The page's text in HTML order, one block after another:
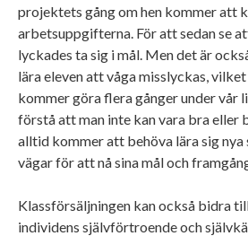
projektets gång om hen kommer att
arbetsuppgifterna. För att sedan se
lyckades ta sig i mål. Men det är
lära eleven att våga misslyckas,
kommer göra flera gånger under vår
förstå att man inte kan vara bra eller
alltid kommer att behöva lära sig
vägar för att nå sina mål och
Klassförsäljningen kan också bidra
individens självförtroende och